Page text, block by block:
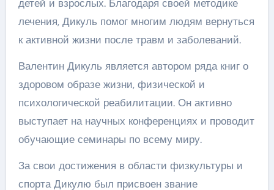
детей и взрослых. Благодаря своей методике
лечения, Дикуль помог многим людям вернуться
к активной жизни после травм и заболеваний.
Валентин Дикуль является автором ряда книг о
здоровом образе жизни, физической и
психологической реабилитации. Он активно
выступает на научных конференциях и проводит
обучающие семинары по всему миру.
За свои достижения в области физкультуры и
спорта Дикулю был присвоен звание